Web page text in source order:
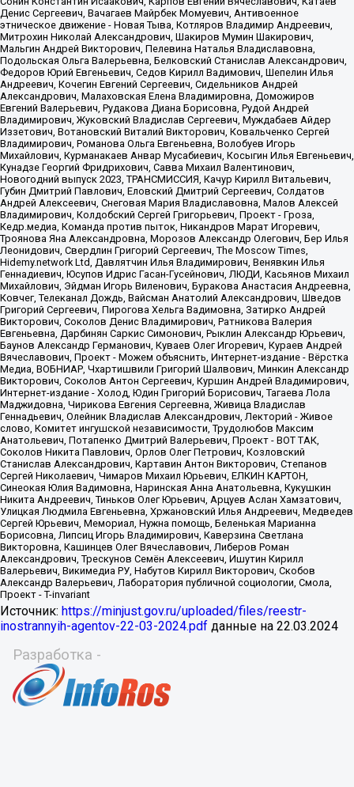
Источник: https://minjust.gov.ru/uploaded/files/reestr-
inostrannyih-agentov-22-03-2024.pdf данные на 22.03.2024
Разработка -